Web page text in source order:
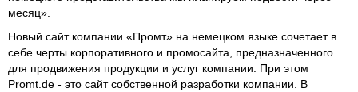
месяц».
Новый сайт компании «Промт» на немецком языке сочетает в
себе черты корпоративного и промосайта, предназначенного
для продвижения продукции и услуг компании. При этом
Promt.de - это сайт собственной разработки компании. В